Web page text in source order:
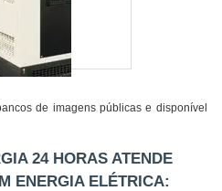
de imagens públicas e disponível
24 HORAS ATENDE
ENERGIA ELÉTRICA: